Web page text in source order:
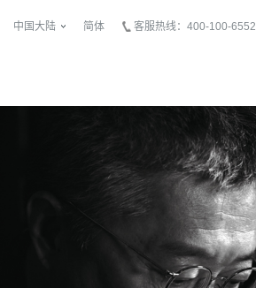
中国大陆 简体 客服热线：400-100-6552